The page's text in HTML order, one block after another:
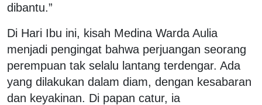
dibantu.”
Di Hari Ibu ini, kisah Medina Warda Aulia
menjadi pengingat bahwa perjuangan seorang
perempuan tak selalu lantang terdengar. Ada
yang dilakukan dalam diam, dengan kesabaran
dan keyakinan. Di papan catur, ia